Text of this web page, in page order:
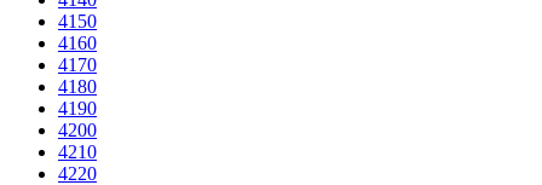
4150
4160
4170
4180
4190
4200
4210
4220